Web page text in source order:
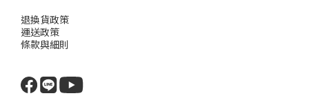
退換貨政策
運送政策
條款與細則